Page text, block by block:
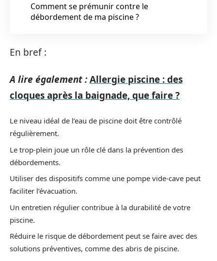
Comment se prémunir contre le
débordement de ma piscine ?
En bref :
A lire également :Allergie piscine : des
cloques après la baignade, que faire ?
Le niveau idéal de l’eau de piscine doit être contrôlé
régulièrement.
Le trop-plein joue un rôle clé dans la prévention des
débordements.
Utiliser des dispositifs comme une pompe vide-cave peut
faciliter l’évacuation.
Un entretien régulier contribue à la durabilité de votre
piscine.
Réduire le risque de débordement peut se faire avec des
solutions préventives, comme des abris de piscine.